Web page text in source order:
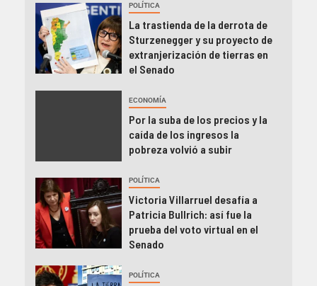
POLÍTICA
La trastienda de la derrota de
Sturzenegger y su proyecto de
extranjerización de tierras en
el Senado
ECONOMÍA
Por la suba de los precios y la
caída de los ingresos la
pobreza volvió a subir
POLÍTICA
Victoria Villarruel desafía a
Patricia Bullrich: así fue la
prueba del voto virtual en el
Senado
POLÍTICA